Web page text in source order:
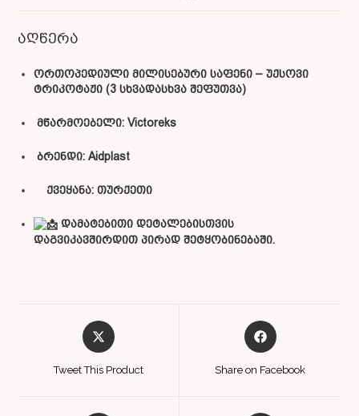
აღწერა
ორთოპედიული მილისებური საფენი – უქსოვი
ტრიკოტაჟი (3 სხვადასხვა შეფუთვა)
მწარმოებელი: Victoreks
ბრენდი: Aidplast
ქვეყანა: თურქეთი
დამატებითი დეტალებისთვის
დაგვიკავშირდით პირად შეტყობინებაში.
Tweet This Product Share on Facebook